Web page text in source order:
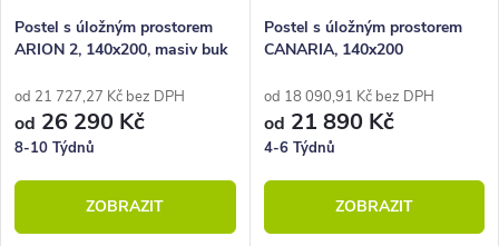
Postel s úložným prostorem
ARION 2, 140x200, masiv buk
od 21 727,27 Kč bez DPH
od 26 290 Kč
8-10 Týdnů
ZOBRAZIT
Postel s úložným prostorem
CANARIA, 140x200
od 18 090,91 Kč bez DPH
od 21 890 Kč
4-6 Týdnů
ZOBRAZIT